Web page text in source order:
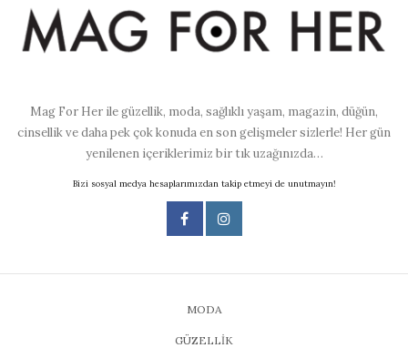
Mag For Her ile güzellik, moda, sağlıklı yaşam, magazin, düğün,
cinsellik ve daha pek çok konuda en son gelişmeler sizlerle! Her gün
yenilenen içeriklerimiz bir tık uzağınızda…
Bizi sosyal medya hesaplarımızdan takip etmeyi de unutmayın!
MODA
GÜZELLİK